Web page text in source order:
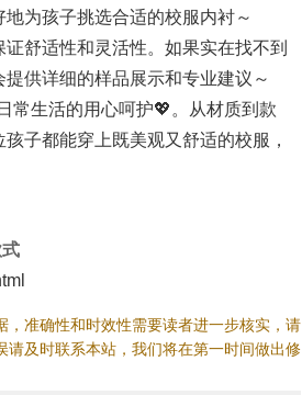
为孩子挑选合适的校服内衬～
舒适性和灵活性。如果实在找不到
供详细的样品展示和专业建议～
常生活的用心呵护💖。从材质到款
子都能穿上既美观又舒适的校服，
准确性和时效性需要读者进一步核实，请
及时联系本站，我们将在第一时间做出修